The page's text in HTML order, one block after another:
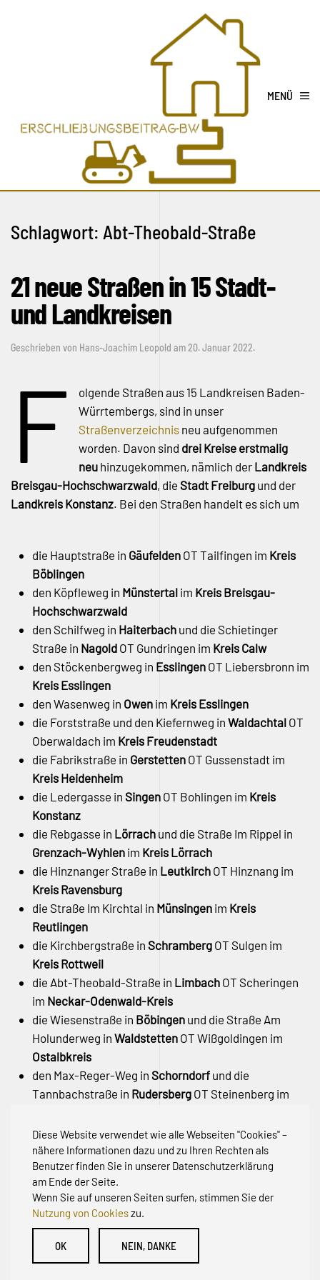
Diese Website verwendet wie alle Webseiten "Cookies" –
nähere Informationen dazu und zu Ihren Rechten als
Benutzer finden Sie in unserer Datenschutzerklärung
am Ende der Seite.
Wenn Sie auf unseren Seiten surfen, stimmen Sie der
Nutzung von Cookieszu.
OK NEIN, DANKE
MENÜ
Schlagwort: Abt-Theobald-Straße
21 neue Straßen in 15 Stadt-
und Landkreisen
Geschrieben von Hans-Joachim Leopold am20. Januar 2022.
F
olgende Straßen aus 15 Landkreisen Baden-
Würrtembergs, sind in unser
Straßenverzeichnis neu aufgenommen
worden. Davon sind drei Kreise erstmalig
neu hinzugekommen, nämlich der Landkreis
Breisgau-Hochschwarzwald, die Stadt Freiburg und der
Landkreis Konstanz. Bei den Straßen handelt es sich um
die Hauptstraße in Gäufelden OT Tailfingen im Kreis
Böblingen
den Köpfleweg in Münstertal im Kreis Breisgau-
Hochschwarzwald
den Schilfweg in Haiterbach und die Schietinger
Straße in Nagold OT Gundringen im Kreis Calw
den Stöckenbergweg in Esslingen OT Liebersbronn im
Kreis Esslingen
den Wasenweg in Owen im Kreis Esslingen
die Forststraße und den Kiefernweg in Waldachtal OT
Oberwaldach im Kreis Freudenstadt
die Fabrikstraße in Gerstetten OT Gussenstadt im
Kreis Heidenheim
die Ledergasse in Singen OT Bohlingen im Kreis
Konstanz
die Rebgasse in Lörrach und die Straße Im Rippel in
Grenzach-Wyhlen im Kreis Lörrach
die Hinznanger Straße in Leutkirch OT Hinznang im
Kreis Ravensburg
die Straße Im Kirchtal in Münsingen im Kreis
Reutlingen
die Kirchbergstraße in Schramberg OT Sulgen im
Kreis Rottweil
die Abt-Theobald-Straße in Limbach OT Scheringen
im Neckar-Odenwald-Kreis
die Wiesenstraße in Böbingen und die Straße Am
Holunderweg in Waldstetten OT Wißgoldingen im
Ostalbkreis
den Max-Reger-Weg in Schorndorf und die
Tannbachstraße in Rudersberg OT Steinenberg im
den Rehhagweg inFreiburgOT Günterstal –Stadt
Freiburg
© Initiative zur Abwehr von Erschließungsbeiträgen für